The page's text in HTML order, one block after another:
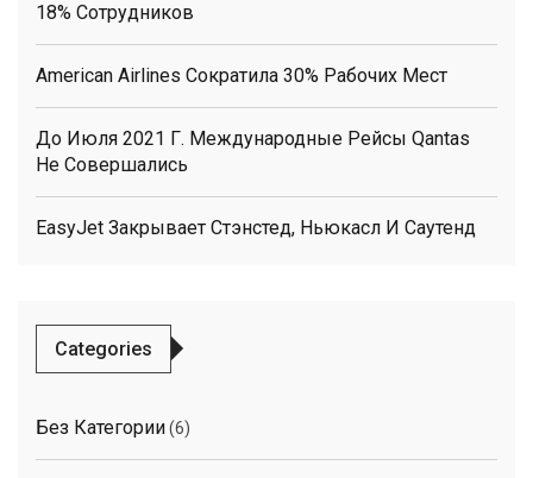
18% Сотрудников
American Airlines Сократила 30% Рабочих Мест
До Июля 2021 Г. Международные Рейсы Qantas
Не Совершались
EasyJet Закрывает Стэнстед, Ньюкасл И Саутенд
Categories
Без Категории(6)